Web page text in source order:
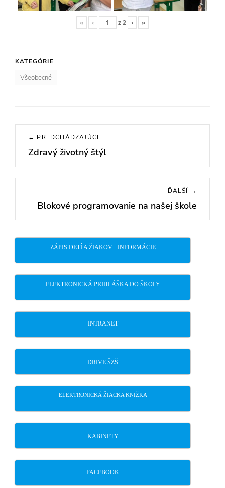
« ‹ z2 › »
KATEGÓRIE
Všeobecné
Navigácia
článku
← PREDCHÁDZAJÚCI
Previous
post:
Zdravý životný štýl
ĎALŠÍ →
Next
post:
Blokové programovanie na našej škole
ZÁPIS DETÍ A ŽIAKOV - INFORMÁCIE
ELEKTRONICKÁ PRIHLÁŠKA DO ŠKOLY
INTRANET
DRIVE ŠZŠ
ELEKTRONICKÁ ŽIACKA KNIŽKA
KABINETY
FACEBOOK